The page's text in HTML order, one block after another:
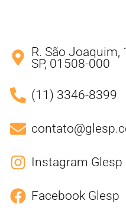
R. São Joaquim,
SP, 01508-000
(11) 3346-8399
Instagram Glesp
Facebook Glesp